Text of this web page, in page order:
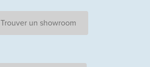
Trouver un showroom